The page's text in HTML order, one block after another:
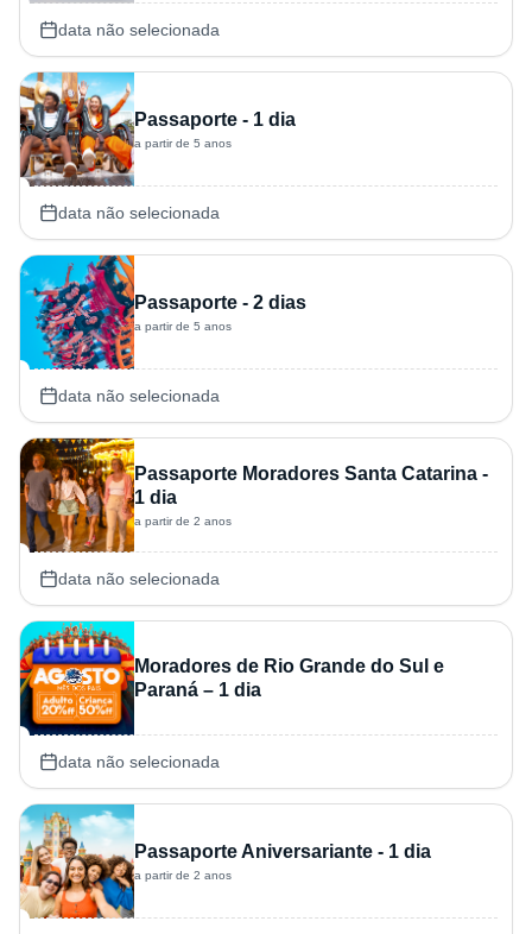
data não selecionada
Passaporte - 1 dia
a partir de 5 anos
data não selecionada
Passaporte - 2 dias
a partir de 5 anos
data não selecionada
Passaporte Moradores Santa Catarina -
1 dia
a partir de 2 anos
data não selecionada
Moradores de Rio Grande do Sul e
Paraná – 1 dia
data não selecionada
Passaporte Aniversariante - 1 dia
a partir de 2 anos